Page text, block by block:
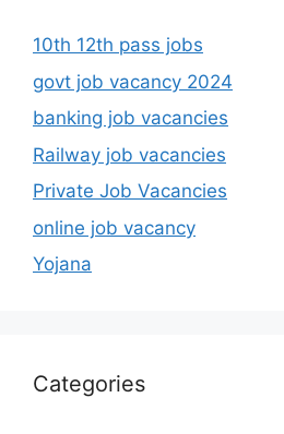
10th 12th pass jobs
govt job vacancy 2024
banking job vacancies
Railway job vacancies
Private Job Vacancies
online job vacancy
Yojana
Categories